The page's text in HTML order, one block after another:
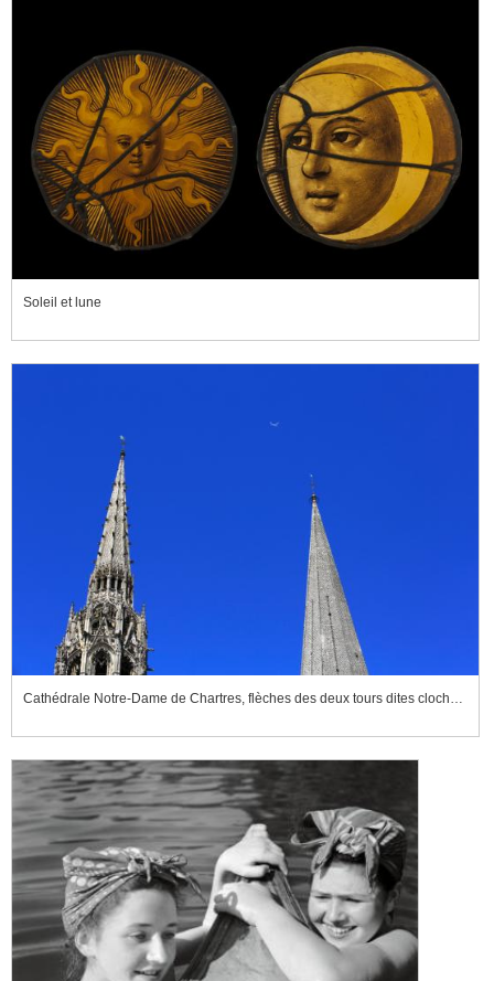
Soleil et lune
Cathédrale Notre-Dame de Chartres, flèches des deux tours dites clocher neuf et clocher vieux